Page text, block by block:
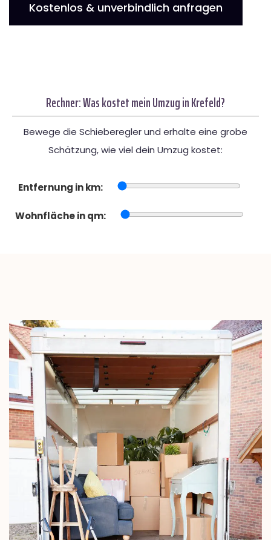
Kostenlos & unverbindlich anfragen
Rechner: Was kostet mein Umzug in Krefeld?
Bewege die Schieberegler und erhalte eine grobe
Schätzung, wie viel dein Umzug kostet:
Entfernung in km:
Wohnfläche in qm: